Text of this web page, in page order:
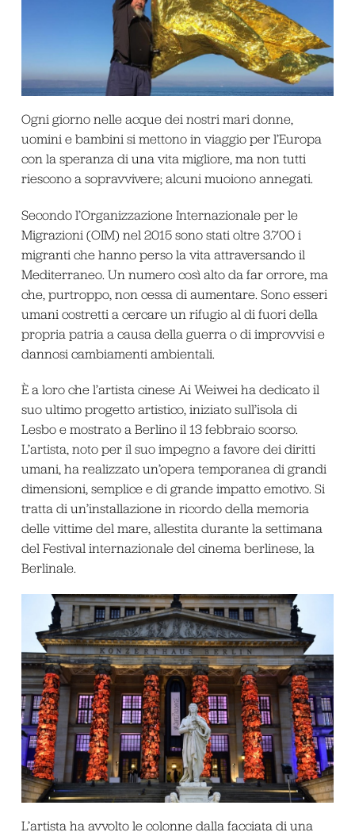
Ogni giorno nelle acque dei nostri mari donne,
uomini e bambini si mettono in viaggio per l’Europa
con la speranza di una vita migliore, ma non tutti
riescono a sopravvivere; alcuni muoiono annegati.
Secondo l’Organizzazione Internazionale per le
Migrazioni (OIM) nel 2015 sono stati oltre 3.700 i
migranti che hanno perso la vita attraversando il
Mediterraneo. Un numero così alto da far orrore, ma
che, purtroppo, non cessa di aumentare. Sono esseri
umani costretti a cercare un rifugio al di fuori della
propria patria a causa della guerra o di improvvisi e
dannosi cambiamenti ambientali.
È a loro che l’artista cinese Ai Weiwei ha dedicato il
suo ultimo progetto artistico, iniziato sull’isola di
Lesbo e mostrato a Berlino il 13 febbraio scorso.
L’artista, noto per il suo impegno a favore dei diritti
umani, ha realizzato un’opera temporanea di grandi
dimensioni, semplice e di grande impatto emotivo. Si
tratta di un’installazione in ricordo della memoria
delle vittime del mare, allestita durante la settimana
del Festival internazionale del cinema berlinese, la
Berlinale.
L’artista ha avvolto le colonne dalla facciata di una